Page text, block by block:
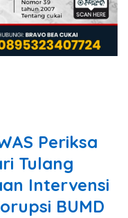
Periksa
Tulang
Intervensi
BUMD